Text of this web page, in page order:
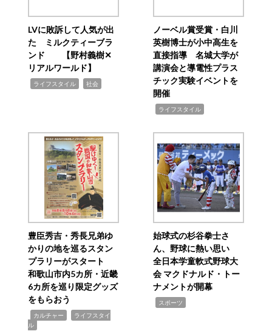
LVに敗訴して人気が出
た ミルクティーブラ
ンド 【野村義樹✕
リアルワールド】
ライフスタイル 社会
ノーベル賞受賞・白川
英樹博士が小中高生を
直接指導 名城大学が
講演会と導電性プラス
チック実験イベントを
開催
ライフスタイル
豊臣秀吉・秀長兄弟ゆ
かりの地を巡るスタン
プラリーがスタート
和歌山市内5カ所・近畿
6カ所を巡り限定グッズ
をもらおう
カルチャー
ライフスタイ
ル
始球式の杉谷拳士さ
ん、野球に熱い思い
全日本学童軟式野球大
会 マクドナルド・トー
ナメントが開幕
スポーツ